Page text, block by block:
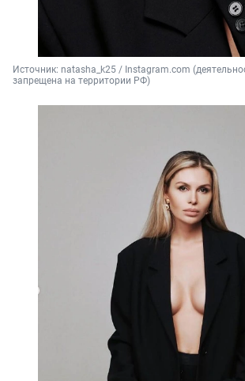
Источник: natasha_k25 / Instagram.com
запрещена на территории РФ)